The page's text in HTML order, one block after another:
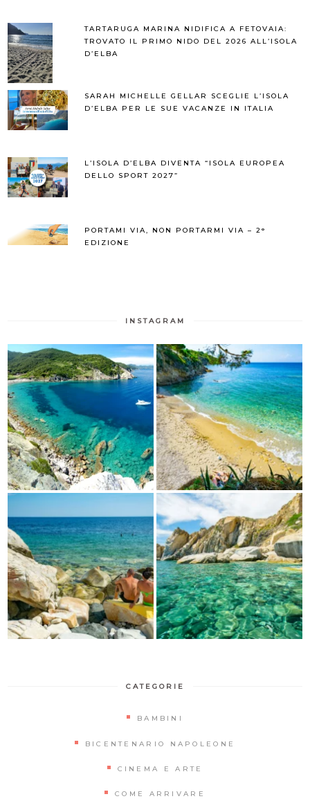
TARTARUGA MARINA NIDIFICA A FETOVAIA:
TROVATO IL PRIMO NIDO DEL 2026 ALL’ISOLA
D’ELBA
SARAH MICHELLE GELLAR SCEGLIE L’ISOLA
D’ELBA PER LE SUE VACANZE IN ITALIA
L’ISOLA D’ELBA DIVENTA “ISOLA EUROPEA
DELLO SPORT 2027”
PORTAMI VIA, NON PORTARMI VIA – 2°
EDIZIONE
INSTAGRAM
CATEGORIE
BAMBINI
BICENTENARIO NAPOLEONE
CINEMA E ARTE
COME ARRIVARE